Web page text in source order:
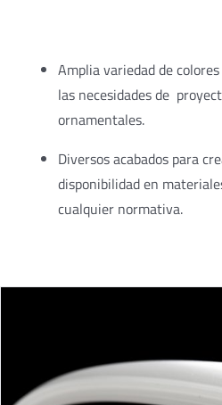
Amplia variedad de
las necesidades de
ornamentales.
Diversos acabados para
disponibilidad en
cualquier normativa.